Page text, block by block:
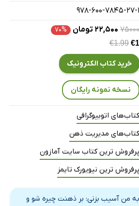
نیست
خاص‌ها
شکست
چه؟
978-600-7845-27-1
۷۵۰۰۰ ۲۲,۵۰۰ تومان ۷۰%
€1.99 €1
خرید کتاب الکترونیک
نسخه نمونه رایگان
کتاب‌های اتوبیوگرافی
کتاب‌های مدیریت ذهن
پرفروش ترین کتاب سایت آمازون
پرفروش ترین نیویورک تایمز
من آسیب بزنی: بر ذهنت چیره شو و